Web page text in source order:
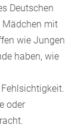
Deutschen
Mädchen mit
wie Jungen
haben, wie
oder